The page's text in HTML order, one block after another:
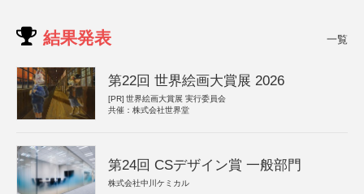
結果発表 一覧
第22回 世界絵画大賞展 2026
[PR] 世界絵画大賞展 実行委員会
共催：株式会社世界堂
第24回 CSデザイン賞 一般部門
株式会社中川ケミカル